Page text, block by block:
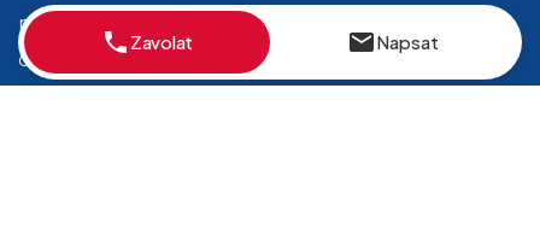
nášlapy
do TP
na základě
Zavolat Napsat